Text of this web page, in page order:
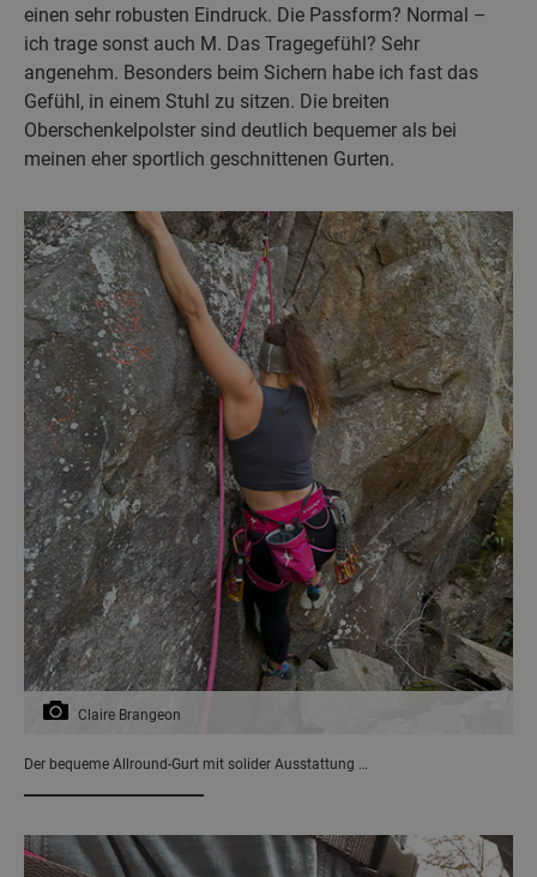
einen sehr robusten Eindruck. Die Passform? Normal –
ich trage sonst auch M. Das Tragegefühl? Sehr
angenehm. Besonders beim Sichern habe ich fast das
Gefühl, in einem Stuhl zu sitzen. Die breiten
Oberschenkelpolster sind deutlich bequemer als bei
meinen eher sportlich geschnittenen Gurten.
Claire Brangeon
Der bequeme Allround-Gurt mit solider Ausstattung …